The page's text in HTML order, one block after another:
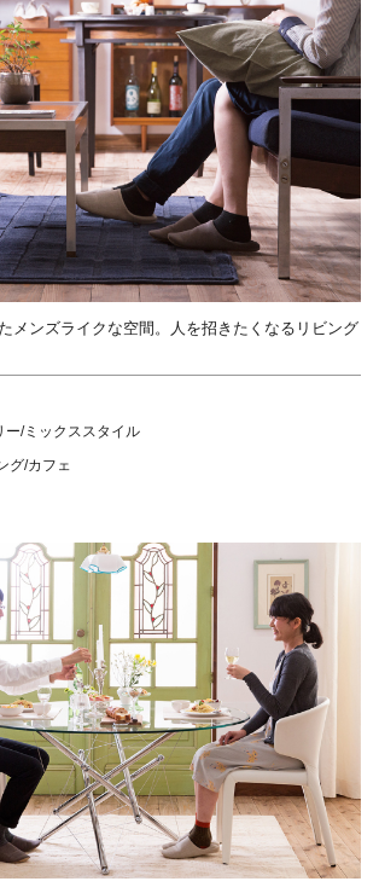
メンズライクな空間。人を招きたくなるリビング
ー/ミックススタイル
グ/カフェ